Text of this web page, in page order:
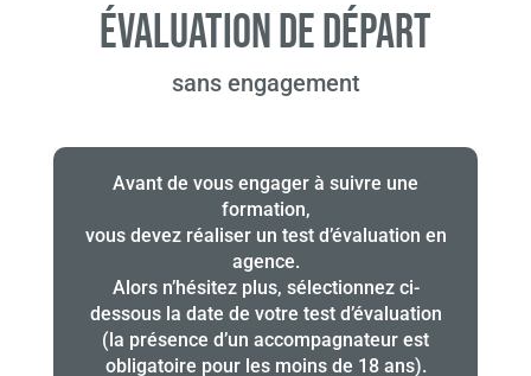
ÉVALUATION DE DÉPART
sans engagement
Avant de vous engager à suivre une
formation,
vous devez réaliser un test d’évaluation en
agence.
Alors n’hésitez plus, sélectionnez ci-
dessous la date de votre test d’évaluation
(la présence d’un accompagnateur est
obligatoire pour les moins de 18 ans).